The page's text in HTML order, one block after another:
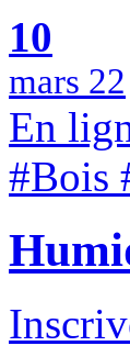
10
mars 22
En
#Bois